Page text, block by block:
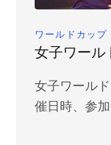
ワールドカップ
女子ワール
女子ワール
催日時、参